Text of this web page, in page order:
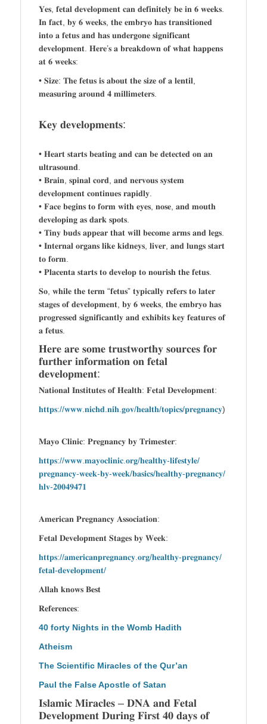
𝐘𝐞𝐬, 𝐟𝐞𝐭𝐚𝐥 𝐝𝐞𝐯𝐞𝐥𝐨𝐩𝐦𝐞𝐧𝐭 𝐜𝐚𝐧 𝐝𝐞𝐟𝐢𝐧𝐢𝐭𝐞𝐥𝐲 𝐛𝐞 𝐢𝐧 𝟔 𝐰𝐞𝐞𝐤𝐬.
𝐈𝐧 𝐟𝐚𝐜𝐭, 𝐛𝐲 𝟔 𝐰𝐞𝐞𝐤𝐬, 𝐭𝐡𝐞 𝐞𝐦𝐛𝐫𝐲𝐨 𝐡𝐚𝐬 𝐭𝐫𝐚𝐧𝐬𝐢𝐭𝐢𝐨𝐧𝐞𝐝
𝐢𝐧𝐭𝐨 𝐚 𝐟𝐞𝐭𝐮𝐬 𝐚𝐧𝐝 𝐡𝐚𝐬 𝐮𝐧𝐝𝐞𝐫𝐠𝐨𝐧𝐞 𝐬𝐢𝐠𝐧𝐢𝐟𝐢𝐜𝐚𝐧𝐭
𝐝𝐞𝐯𝐞𝐥𝐨𝐩𝐦𝐞𝐧𝐭. 𝐇𝐞𝐫𝐞’𝐬 𝐚 𝐛𝐫𝐞𝐚𝐤𝐝𝐨𝐰𝐧 𝐨𝐟 𝐰𝐡𝐚𝐭 𝐡𝐚𝐩𝐩𝐞𝐧𝐬
𝐚𝐭 𝟔 𝐰𝐞𝐞𝐤𝐬:
• 𝐒𝐢𝐳𝐞: 𝐓𝐡𝐞 𝐟𝐞𝐭𝐮𝐬 𝐢𝐬 𝐚𝐛𝐨𝐮𝐭 𝐭𝐡𝐞 𝐬𝐢𝐳𝐞 𝐨𝐟 𝐚 𝐥𝐞𝐧𝐭𝐢𝐥,
𝐦𝐞𝐚𝐬𝐮𝐫𝐢𝐧𝐠 𝐚𝐫𝐨𝐮𝐧𝐝 𝟒 𝐦𝐢𝐥𝐥𝐢𝐦𝐞𝐭𝐞𝐫𝐬.
𝐊𝐞𝐲 𝐝𝐞𝐯𝐞𝐥𝐨𝐩𝐦𝐞𝐧𝐭𝐬:
• 𝐇𝐞𝐚𝐫𝐭 𝐬𝐭𝐚𝐫𝐭𝐬 𝐛𝐞𝐚𝐭𝐢𝐧𝐠 𝐚𝐧𝐝 𝐜𝐚𝐧 𝐛𝐞 𝐝𝐞𝐭𝐞𝐜𝐭𝐞𝐝 𝐨𝐧 𝐚𝐧
𝐮𝐥𝐭𝐫𝐚𝐬𝐨𝐮𝐧𝐝.
• 𝐁𝐫𝐚𝐢𝐧, 𝐬𝐩𝐢𝐧𝐚𝐥 𝐜𝐨𝐫𝐝, 𝐚𝐧𝐝 𝐧𝐞𝐫𝐯𝐨𝐮𝐬 𝐬𝐲𝐬𝐭𝐞𝐦
𝐝𝐞𝐯𝐞𝐥𝐨𝐩𝐦𝐞𝐧𝐭 𝐜𝐨𝐧𝐭𝐢𝐧𝐮𝐞𝐬 𝐫𝐚𝐩𝐢𝐝𝐥𝐲.
• 𝐅𝐚𝐜𝐞 𝐛𝐞𝐠𝐢𝐧𝐬 𝐭𝐨 𝐟𝐨𝐫𝐦 𝐰𝐢𝐭𝐡 𝐞𝐲𝐞𝐬, 𝐧𝐨𝐬𝐞, 𝐚𝐧𝐝 𝐦𝐨𝐮𝐭𝐡
𝐝𝐞𝐯𝐞𝐥𝐨𝐩𝐢𝐧𝐠 𝐚𝐬 𝐝𝐚𝐫𝐤 𝐬𝐩𝐨𝐭𝐬.
• 𝐓𝐢𝐧𝐲 𝐛𝐮𝐝𝐬 𝐚𝐩𝐩𝐞𝐚𝐫 𝐭𝐡𝐚𝐭 𝐰𝐢𝐥𝐥 𝐛𝐞𝐜𝐨𝐦𝐞 𝐚𝐫𝐦𝐬 𝐚𝐧𝐝 𝐥𝐞𝐠𝐬.
• 𝐈𝐧𝐭𝐞𝐫𝐧𝐚𝐥 𝐨𝐫𝐠𝐚𝐧𝐬 𝐥𝐢𝐤𝐞 𝐤𝐢𝐝𝐧𝐞𝐲𝐬, 𝐥𝐢𝐯𝐞𝐫, 𝐚𝐧𝐝 𝐥𝐮𝐧𝐠𝐬 𝐬𝐭𝐚𝐫𝐭
𝐭𝐨 𝐟𝐨𝐫𝐦.
• 𝐏𝐥𝐚𝐜𝐞𝐧𝐭𝐚 𝐬𝐭𝐚𝐫𝐭𝐬 𝐭𝐨 𝐝𝐞𝐯𝐞𝐥𝐨𝐩 𝐭𝐨 𝐧𝐨𝐮𝐫𝐢𝐬𝐡 𝐭𝐡𝐞 𝐟𝐞𝐭𝐮𝐬.
𝐒𝐨, 𝐰𝐡𝐢𝐥𝐞 𝐭𝐡𝐞 𝐭𝐞𝐫𝐦 “𝐟𝐞𝐭𝐮𝐬” 𝐭𝐲𝐩𝐢𝐜𝐚𝐥𝐥𝐲 𝐫𝐞𝐟𝐞𝐫𝐬 𝐭𝐨 𝐥𝐚𝐭𝐞𝐫
𝐬𝐭𝐚𝐠𝐞𝐬 𝐨𝐟 𝐝𝐞𝐯𝐞𝐥𝐨𝐩𝐦𝐞𝐧𝐭, 𝐛𝐲 𝟔 𝐰𝐞𝐞𝐤𝐬, 𝐭𝐡𝐞 𝐞𝐦𝐛𝐫𝐲𝐨 𝐡𝐚𝐬
𝐩𝐫𝐨𝐠𝐫𝐞𝐬𝐬𝐞𝐝 𝐬𝐢𝐠𝐧𝐢𝐟𝐢𝐜𝐚𝐧𝐭𝐥𝐲 𝐚𝐧𝐝 𝐞𝐱𝐡𝐢𝐛𝐢𝐭𝐬 𝐤𝐞𝐲 𝐟𝐞𝐚𝐭𝐮𝐫𝐞𝐬 𝐨𝐟
𝐚 𝐟𝐞𝐭𝐮𝐬.
𝐇𝐞𝐫𝐞 𝐚𝐫𝐞 𝐬𝐨𝐦𝐞 𝐭𝐫𝐮𝐬𝐭𝐰𝐨𝐫𝐭𝐡𝐲 𝐬𝐨𝐮𝐫𝐜𝐞𝐬 𝐟𝐨𝐫
𝐟𝐮𝐫𝐭𝐡𝐞𝐫 𝐢𝐧𝐟𝐨𝐫𝐦𝐚𝐭𝐢𝐨𝐧 𝐨𝐧 𝐟𝐞𝐭𝐚𝐥
𝐝𝐞𝐯𝐞𝐥𝐨𝐩𝐦𝐞𝐧𝐭:
𝐍𝐚𝐭𝐢𝐨𝐧𝐚𝐥 𝐈𝐧𝐬𝐭𝐢𝐭𝐮𝐭𝐞𝐬 𝐨𝐟 𝐇𝐞𝐚𝐥𝐭𝐡: 𝐅𝐞𝐭𝐚𝐥 𝐃𝐞𝐯𝐞𝐥𝐨𝐩𝐦𝐞𝐧𝐭:
𝐡𝐭𝐭𝐩𝐬://𝐰𝐰𝐰.𝐧𝐢𝐜𝐡𝐝.𝐧𝐢𝐡.𝐠𝐨𝐯/𝐡𝐞𝐚𝐥𝐭𝐡/𝐭𝐨𝐩𝐢𝐜𝐬/𝐩𝐫𝐞𝐠𝐧𝐚𝐧𝐜𝐲)
𝐌𝐚𝐲𝐨 𝐂𝐥𝐢𝐧𝐢𝐜: 𝐏𝐫𝐞𝐠𝐧𝐚𝐧𝐜𝐲 𝐛𝐲 𝐓𝐫𝐢𝐦𝐞𝐬𝐭𝐞𝐫:
𝐡𝐭𝐭𝐩𝐬://𝐰𝐰𝐰.𝐦𝐚𝐲𝐨𝐜𝐥𝐢𝐧𝐢𝐜.𝐨𝐫𝐠/𝐡𝐞𝐚𝐥𝐭𝐡𝐲-𝐥𝐢𝐟𝐞𝐬𝐭𝐲𝐥𝐞/
𝐩𝐫𝐞𝐠𝐧𝐚𝐧𝐜𝐲-𝐰𝐞𝐞𝐤-𝐛𝐲-𝐰𝐞𝐞𝐤/𝐛𝐚𝐬𝐢𝐜𝐬/𝐡𝐞𝐚𝐥𝐭𝐡𝐲-𝐩𝐫𝐞𝐠𝐧𝐚𝐧𝐜𝐲/
𝐡𝐥𝐯-𝟐𝟎𝟎𝟒𝟗𝟒𝟕𝟏
𝐀𝐦𝐞𝐫𝐢𝐜𝐚𝐧 𝐏𝐫𝐞𝐠𝐧𝐚𝐧𝐜𝐲 𝐀𝐬𝐬𝐨𝐜𝐢𝐚𝐭𝐢𝐨𝐧:
𝐅𝐞𝐭𝐚𝐥 𝐃𝐞𝐯𝐞𝐥𝐨𝐩𝐦𝐞𝐧𝐭 𝐒𝐭𝐚𝐠𝐞𝐬 𝐛𝐲 𝐖𝐞𝐞𝐤:
𝐡𝐭𝐭𝐩𝐬://𝐚𝐦𝐞𝐫𝐢𝐜𝐚𝐧𝐩𝐫𝐞𝐠𝐧𝐚𝐧𝐜𝐲.𝐨𝐫𝐠/𝐡𝐞𝐚𝐥𝐭𝐡𝐲-𝐩𝐫𝐞𝐠𝐧𝐚𝐧𝐜𝐲/
𝐟𝐞𝐭𝐚𝐥-𝐝𝐞𝐯𝐞𝐥𝐨𝐩𝐦𝐞𝐧𝐭/
𝐀𝐥𝐥𝐚𝐡 𝐤𝐧𝐨𝐰𝐬 𝐁𝐞𝐬𝐭
𝐑𝐞𝐟𝐞𝐫𝐞𝐧𝐜𝐞𝐬:
40 forty Nights in the Womb Hadith
Atheism
The Scientific Miracles of the Qur’an
Paul the False Apostle of Satan
𝐈𝐬𝐥𝐚𝐦𝐢𝐜 𝐌𝐢𝐫𝐚𝐜𝐥𝐞𝐬 – 𝐃𝐍𝐀 𝐚𝐧𝐝 𝐅𝐞𝐭𝐚𝐥
𝐃𝐞𝐯𝐞𝐥𝐨𝐩𝐦𝐞𝐧𝐭 𝐃𝐮𝐫𝐢𝐧𝐠 𝐅𝐢𝐫𝐬𝐭 𝟒𝟎 𝐝𝐚𝐲𝐬 𝐨𝐟